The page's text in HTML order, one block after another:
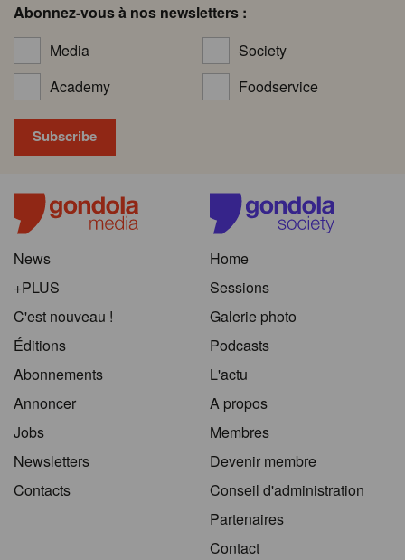
Abonnez-vous à nos newsletters :
Media
Society
Academy
Foodservice
News
+PLUS
C'est nouveau !
Éditions
Abonnements
Annoncer
Jobs
Newsletters
Contacts
Home
Sessions
Galerie photo
Podcasts
L'actu
A propos
Membres
Devenir membre
Conseil d'administration
Partenaires
Contact